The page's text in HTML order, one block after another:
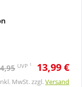
UVP 1 13,99 €
MwSt. zzgl.Versand